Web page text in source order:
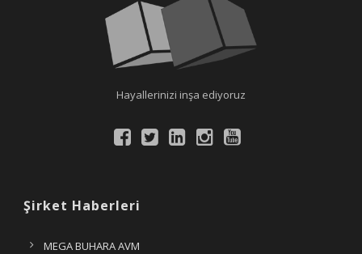
Hayallerinizi inşa ediyoruz
Şirket Haberleri
MEGA BUHARA AVM